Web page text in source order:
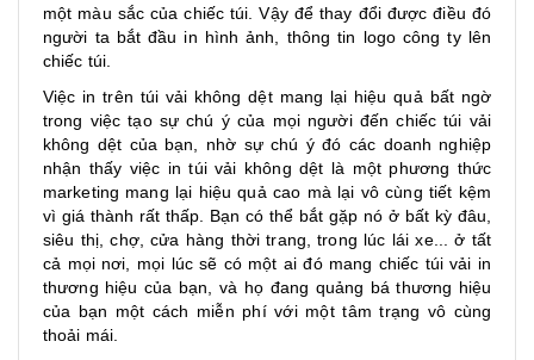
một màu sắc của chiếc túi. Vậy để thay đổi được điều đó
người ta bắt đầu in hình ảnh, thông tin logo công ty lên
chiếc túi.
Việc in trên túi vải không dệt mang lại hiệu quả bất ngờ
trong việc tạo sự chú ý của mọi người đến chiếc túi vải
không dệt của bạn, nhờ sự chú ý đó các doanh nghiệp
nhận thấy việc in túi vải không dệt là một phương thức
marketing mang lại hiệu quả cao mà lại vô cùng tiết kệm
vì giá thành rất thấp. Bạn có thể bắt gặp nó ở bất kỳ đâu,
siêu thị, chợ, cửa hàng thời trang, trong lúc lái xe... ở tất
cả mọi nơi, mọi lúc sẽ có một ai đó mang chiếc túi vải in
thương hiệu của bạn, và họ đang quảng bá thương hiệu
của bạn một cách miễn phí với một tâm trạng vô cùng
thoải mái.